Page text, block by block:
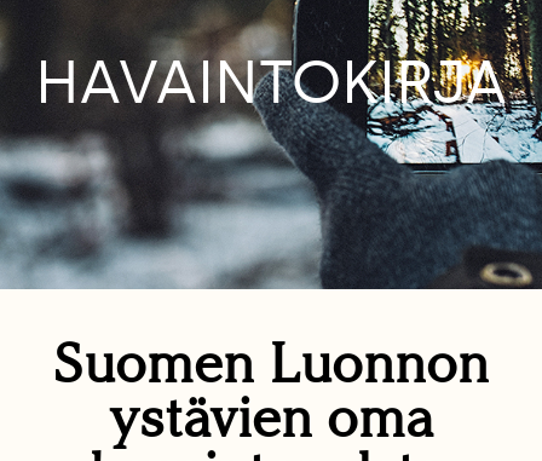
HAVAINTOKIRJA
Suomen Luonnon
ystävien oma